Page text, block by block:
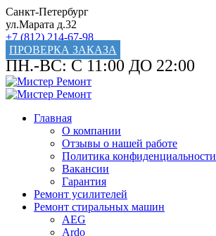
Санкт-Петербург
ул.Марата д.32
+7 (812) 214-67-98
ПРОВЕРКА ЗАКАЗА
ПН.-ВС: С 11:00 ДО 22:00
Главная
О компании
Отзывы о нашей работе
Политика конфиденциальности
Вакансии
Гарантия
Ремонт усилителей
Ремонт стиральных машин
AEG
Ardo